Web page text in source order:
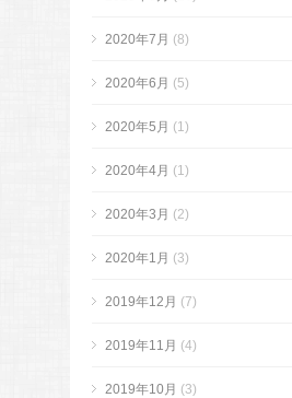
2020年7月 (8)
2020年6月 (5)
2020年5月 (1)
2020年4月 (1)
2020年3月 (2)
2020年1月 (3)
2019年12月 (7)
2019年11月 (4)
2019年10月 (3)